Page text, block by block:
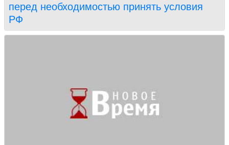
перед необходимостью принять условия
РФ